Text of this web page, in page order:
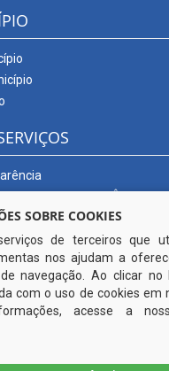
CONECTA CORTÊS
SOBRE COOKIES
de terceiros que
nos ajudam a
navegação. Ao clicar no
com o uso de cookies em
acesse a